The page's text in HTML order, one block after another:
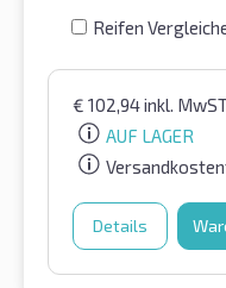
Reifen
€ 102,94inkl.
AUF LAGER
Details